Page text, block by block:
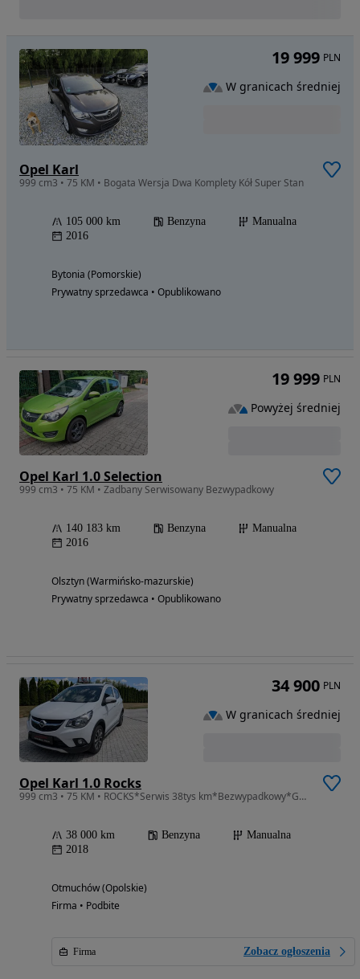
Opel Karl
999 cm3 • 75 KM • Bogata Wersja Dwa Komplety Kół Super Stan
105 000 km Benzyna
Manualna
2016
Bytonia (Pomorskie)
Prywatny sprzedawca • Opublikowano
19 999 PLN
W granicach średniej
Opel Karl 1.0 Selection
999 cm3 • 75 KM • Zadbany Serwisowany Bezwypadkowy
140 183 km Benzyna
Manualna
2016
Olsztyn (Warmińsko-mazurskie)
Prywatny sprzedawca • Opublikowano
19 999 PLN
Powyżej średniej
Opel Karl 1.0 Rocks
999 cm3 • 75 KM • ROCKS*Serwis 38tys km*Bezwypadkowy*Gwarancja techniczna*
38 000 km Benzyna
Manualna
2018
Otmuchów (Opolskie)
Firma • Podbite
Firma Zobacz ogłoszenia
34 900 PLN
W granicach średniej